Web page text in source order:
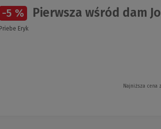
-5 % Pierwsza wśród dam
Priebe Eryk
Najniższa cena